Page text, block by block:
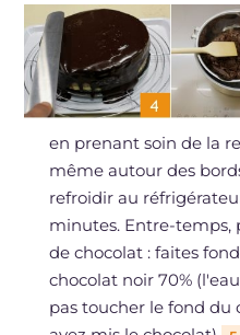
en prenant soin de la
même autour des
refroidir au
minutes. Entre-temps,
de chocolat : faites
chocolat noir 70%
pas toucher le fond du